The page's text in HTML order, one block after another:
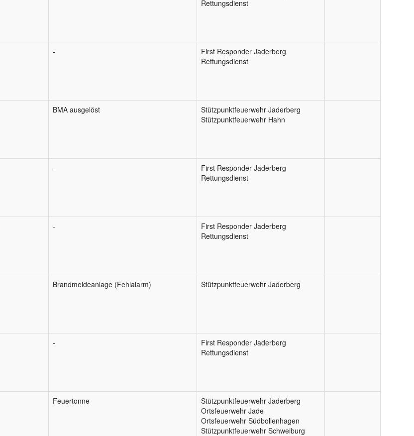
Rettungsdienst
-
First Responder Jaderberg
Rettungsdienst
BMA ausgelöst
Stützpunktfeuerwehr Jaderberg
Stützpunktfeuerwehr Hahn
-
First Responder Jaderberg
Rettungsdienst
-
First Responder Jaderberg
Rettungsdienst
Brandmeldeanlage (Fehlalarm) Stützpunktfeuerwehr Jaderberg
-
First Responder Jaderberg
Rettungsdienst
Feuertonne
Stützpunktfeuerwehr Jaderberg
Ortsfeuerwehr Jade
Ortsfeuerwehr Südbollenhagen
Stützpunktfeuerwehr Schweiburg